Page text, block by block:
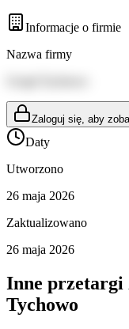
Informacje o firmie
Nazwa firmy
Zaloguj się, aby
Daty
Utworzono
26 maja 2026
Zaktualizowano
26 maja 2026
Inne przetargi
Tychowo